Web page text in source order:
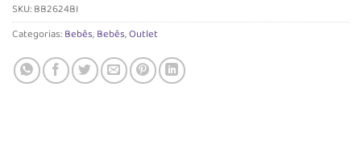
SKU:BB2624BI
Categorias:Bebês,Bebês,Outlet